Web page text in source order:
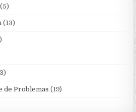
(5)
(13)
de Problemas (19)